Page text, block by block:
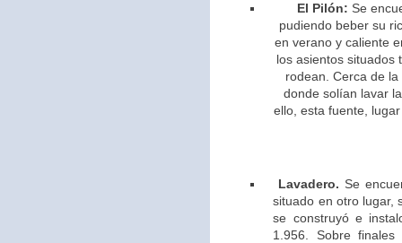
El Pilón: Se
pudiendo beber su
en verano y caliente
los asientos situados
rodean. Cerca de
donde solían lavar
ello, esta fuente,
Lavadero. Se
situado en otro lugar,
se construyó e
1.956. Sobre